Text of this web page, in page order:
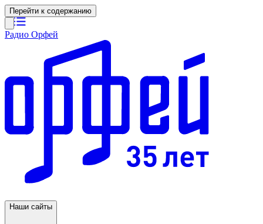
Перейти к содержанию
Радио Орфей
Наши сайты